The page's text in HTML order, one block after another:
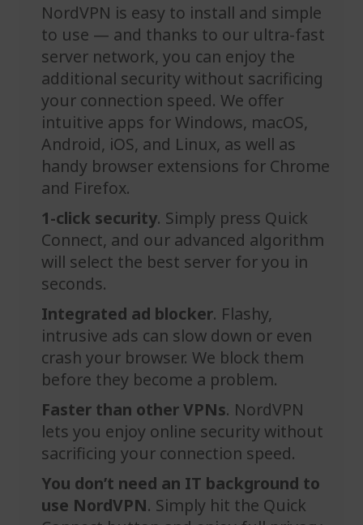
NordVPN is easy to install and simple
to use — and thanks to our ultra-fast
server network, you can enjoy the
additional security without sacrificing
your connection speed. We offer
intuitive apps for Windows, macOS,
Android, iOS, and Linux, as well as
handy browser extensions for Chrome
and Firefox.
1-click security. Simply press Quick
Connect, and our advanced algorithm
will select the best server for you in
seconds.
Integrated ad blocker. Flashy,
intrusive ads can slow down or even
crash your browser. We block them
before they become a problem.
Faster than other VPNs. NordVPN
lets you enjoy online security without
sacrificing your connection speed.
You don’t need an IT background to
use NordVPN. Simply hit the Quick